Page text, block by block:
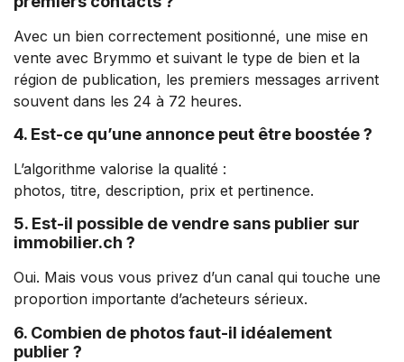
Avec un bien correctement positionné, une mise en
vente avec Brymmo et suivant le type de bien et la
région de publication, les premiers messages arrivent
souvent dans les 24 à 72 heures.
4. Est-ce qu’une annonce peut être boostée ?
L’algorithme valorise la qualité :
photos, titre, description, prix et pertinence.
5. Est-il possible de vendre sans publier sur
immobilier.ch ?
Oui. Mais vous vous privez d’un canal qui touche une
proportion importante d’acheteurs sérieux.
6. Combien de photos faut-il idéalement
publier ?